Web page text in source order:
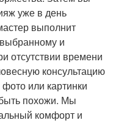
уже в день
выполнит
и
отсутствии времени
консультацию
или картинки
похожи. Мы
комфорт и